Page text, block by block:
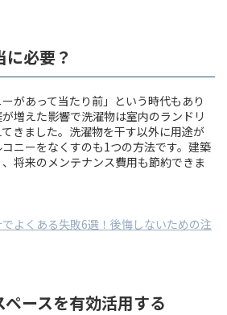
必要？
があって当たり前」という時代もあり
増えた影響で洗濯物は室内のランドリ
きました。洗濯物を干す以外に用途が
ニーをなくすのも1つの方法です。建築
将来のメンテナンス費用も節約できま
よくある失敗6選！後悔しないための注
ースを有効活用する